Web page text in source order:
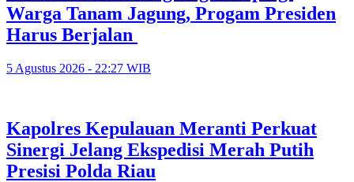
Warga Tanam Jagung, Progam Presiden
Harus Berjalan
5 Agustus 2026 - 22:27 WIB
Kapolres Kepulauan Meranti Perkuat
Sinergi Jelang Ekspedisi Merah Putih
Presisi Polda Riau